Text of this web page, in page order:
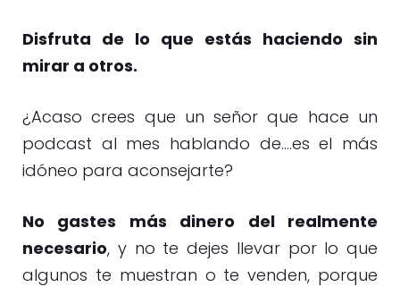
Disfruta de lo que estás haciendo sin
mirar a otros.
¿Acaso crees que un señor que hace un
podcast al mes hablando de….es el más
idóneo para aconsejarte?
No gastes más dinero del realmente
necesario, y no te dejes llevar por lo que
algunos te muestran o te venden, porque